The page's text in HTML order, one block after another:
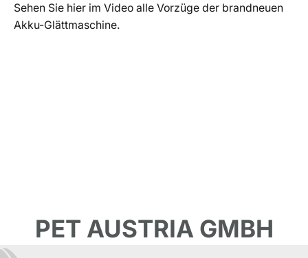
Sehen Sie hier im Video alle Vorzüge der brandneuen
Akku-Glättmaschine.
PET AUSTRIA GMBH